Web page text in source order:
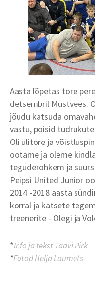
Aasta lõpetas tore
detsembril Mustvees.
jõudu katsuda
vastu, poisid
Oli ülitore ja
ootame ja oleme
teguderohkem ja
Peipsi United Junior
2014 -2018 aasta
korral ja katsete
treenerite - Olegi ja
*Info ja tekst Taavi Pirk
*Fotod Helja Laumets